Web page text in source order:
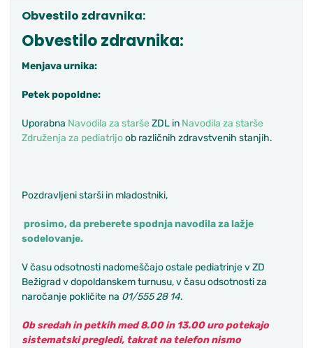
Obvestilo zdravnika:
Obvestilo zdravnika:
Menjava urnika:
Petek popoldne:
Uporabna Navodila za starše ZDL in Navodila za starše
Združenja za pediatrijoob različnih zdravstvenih stanjih.
Pozdravljeni starši in mladostniki,
prosimo, da preberete spodnja navodila za lažje
sodelovanje.
V času odsotnosti nadomeščajo ostale pediatrinje v ZD
Bežigrad v dopoldanskem turnusu, v času odsotnosti za
naročanje pokličite na 01/555 28 14.
Ob sredah in petkih med 8.00 in 13.00 uro potekajo
sistematski pregledi, takrat na telefon nismo